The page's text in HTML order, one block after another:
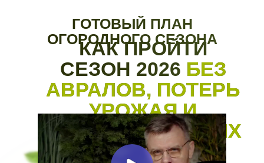
КАК ПРОЙТИ
СЕЗОН 2026 БЕЗ
АВРАЛОВ, ПОТЕРЬ
УРОЖАЯ И
БЕССМЫСЛЕННЫХ
ПОКУПОК
ГОТОВЫЙ ПЛАН
ОГОРОДНОГО СЕЗОНА